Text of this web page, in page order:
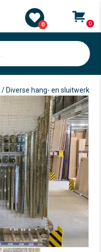
0 0
/ Diverse hang- en sluitwerk